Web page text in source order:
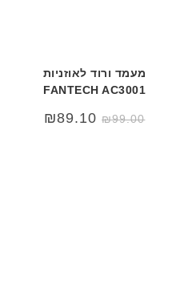
מעמד ורוד לאוזניות
FANTECH AC3001
₪99.00
₪89.10